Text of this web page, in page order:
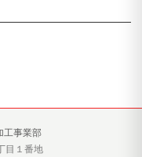
工事業部
目１番地